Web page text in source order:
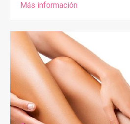
Más información